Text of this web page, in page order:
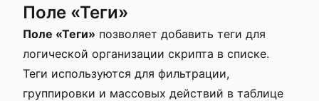
Поле «Теги»
Поле «Теги» позволяет добавить теги для
логической организации скрипта в списке.
Теги используются для фильтрации,
группировки и массовых действий в таблице